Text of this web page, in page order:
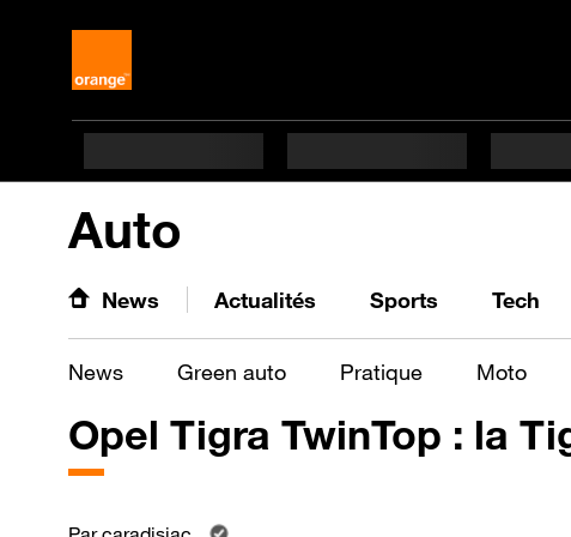
Auto
News Actualités Sports Tech
News Green auto Pratique Moto
Opel Tigra TwinTop : la